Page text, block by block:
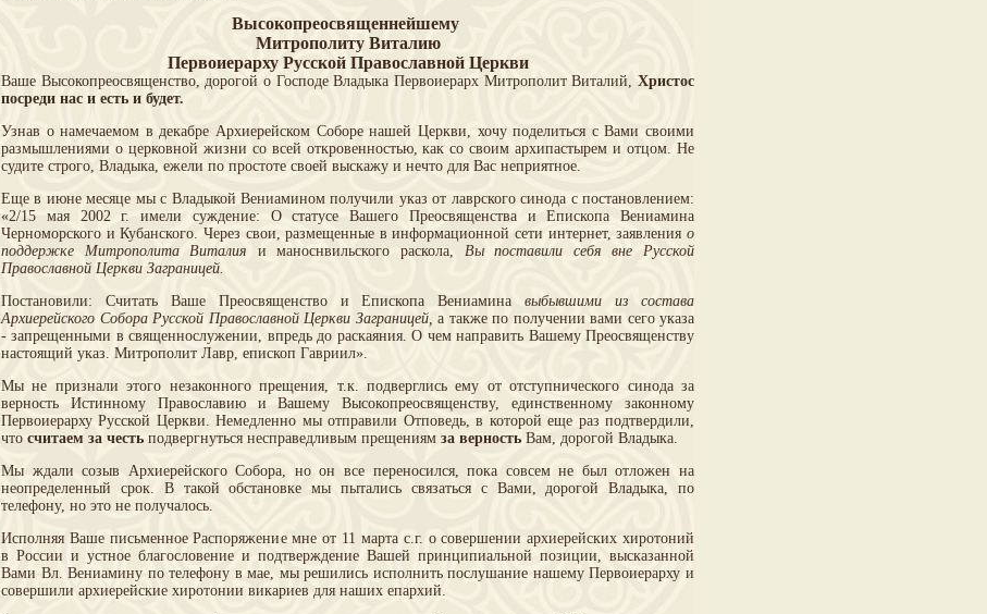
Высокопреосвященнейшему
Митрополиту Виталию
Первоиерарху Русской Православной Церкви
Ваше Высокопреосвященство, дорогой о Господе Владыка Первоиерарх Митрополит Виталий, Христос
посреди нас и есть и будет.
Узнав о намечаемом в декабре Архиерейском Соборе нашей Церкви, хочу поделиться с Вами своими
размышлениями о церковной жизни со всей откровенностью, как со своим архипастырем и отцом. Не
судите строго, Владыка, ежели по простоте своей выскажу и нечто для Вас неприятное.
Еще в июне месяце мы с Владыкой Вениамином получили указ от лаврского синода с постановлением:
«2/15 мая 2002 г. имели суждение: О статусе Вашего Преосвященства и Епископа Вениамина
Черноморского и Кубанского. Через свои, размещенные в информационной сети интернет, заявления о
поддержке Митрополита Виталия и маноснвильского раскола, Вы поставили себя вне Русской
Православной Церкви Заграницей.
Постановили: Считать Ваше Преосвященство и Епископа Вениаминавыбывшими из состава
Архиерейского Собора Русской Православной Церкви Заграницей, а также по получении вами сего указа
- запрещенными в священнослужении, впредь до раскаяния. О чем направить Вашему Преосвященству
настоящий указ. Митрополит Лавр, епископ Гавриил».
Мы не признали этого незаконного прещения, т.к. подверглись ему от отступнического синода за
верность Истинному Православию и Вашему Высокопреосвященству, единственному законному
Первоиерарху Русской Церкви. Немедленно мы отправили Отповедь, в которой еще раз подтвердили,
что считаем за честь подвергнуться несправедливым прещениям за верность Вам, дорогой Владыка.
Мы ждали созыв Архиерейского Собора, но он все переносился, пока совсем не был отложен на
неопределенный срок. В такой обстановке мы пытались связаться с Вами, дорогой Владыка, по
телефону, но это не получалось.
Исполняя Ваше письменное Распоряжение мне от 11 марта с.г. о совершении архиерейских хиротоний
в России и устное благословение и подтверждение Вашей принципиальной позиции, высказанной
Вами Вл. Вениамину по телефону в мае, мы решились исполнить послушание нашему Первоиерарху и
совершили архиерейские хиротонии викариев для наших епархий.